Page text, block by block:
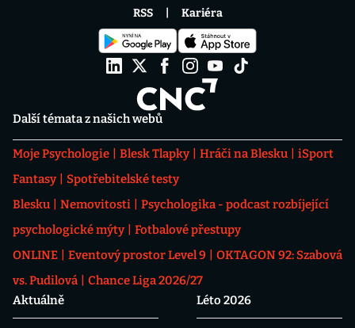
Další témata z našich webů
Moje Psychologie Blesk Tlapky Hráči na Blesku
iSport
Fantasy
Spotřebitelské testy
Blesku
Nemovitosti
Psychologika - podcast rozbíjející
psychologické mýty
Fotbalové přestupy
ONLINE
Eventový prostor Level 9
OKTAGON 92: Szabová
vs. Pudilová
Chance Liga 2026/27
Aktuálně
Léto 2026
RSS Kariéra